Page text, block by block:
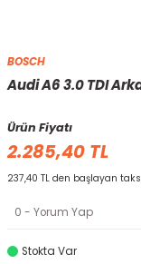
BOSCH
Audi A6 3.0 TDI
Ürün Fiyatı
2.285,40 TL
237,40 TL den başlayan
0 - Yorum Yap
Stokta Var